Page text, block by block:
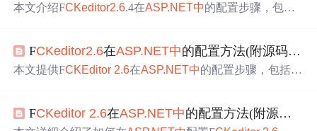
本文介绍FCKeditor2.6.4在ASP.NET中的配置步骤，包括
FCKeditor2.6在ASP.NET中的配置方法(附源码下载)
本文提供FCKEditor 2.6在ASP.NET中的配置步骤，包括下
FCKeditor 2.6在ASP.NET中的配置方法(附源码下载)